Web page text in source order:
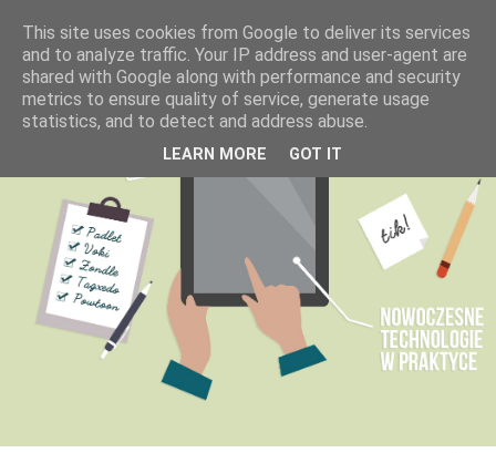
This site uses cookies from Google to deliver its services
and to analyze traffic. Your IP address and user-agent are
shared with Google along with performance and security
metrics to ensure quality of service, generate usage
statistics, and to detect and address abuse.
LEARN MORE GOT IT